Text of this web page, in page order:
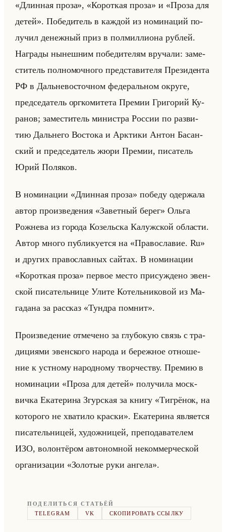
«Длинная проза», «Короткая проза» и «Проза для
детей». По­бе­ди­тель в каж­дой из но­ми­на­ций по­
лу­чил де­неж­ный приз в пол­мил­ли­она руб­лей.
На­гра­ды ны­неш­ним по­бе­ди­те­лям вру­ча­ли: за­ме­
сти­тель пол­но­моч­но­го пред­ста­ви­те­ля Пре­зи­ден­та
РФ в Дальне­во­сточ­ном фе­де­ральном окру­ге,
пред­се­да­тель орг­ко­ми­те­та Пре­мии Гри­го­рий Ку­
ра­нов; за­ме­сти­тель ми­ни­стра Рос­сии по раз­ви­
тию Дальне­го Во­сто­ка и Арк­ти­ки Антон Ба­сан­
ский и пред­се­да­тель жюри Пре­мии, пи­са­тель
Юрий По­ля­ков.
В но­ми­на­ции «Длинная проза» по­бе­ду одер­жа­ла
автор про­из­ве­де­ния «Заветный берег» Ольга
Рож­не­ва из го­ро­да Ко­зельска Ка­луж­ской об­ла­сти.
Автор много пуб­ли­ку­ет­ся на «Православие. Ru»
и дру­гих пра­во­слав­ных сайтах. В но­ми­на­ции
«Короткая проза» пер­вое место при­суж­де­но эвен­
ской пи­са­тельни­це Улите Ко­тельни­ко­вой из Ма­
га­да­на за рас­сказ «Тундра помнит».
Про­из­ве­де­ние от­ме­че­но за глу­бо­кую связь с тра­
ди­ци­ями эвен­ско­го на­ро­да и бе­реж­ное от­но­ше­
ние к уст­но­му на­род­но­му твор­че­ству. Пре­мию в
но­ми­на­ции «Проза для детей» по­лу­чи­ла моск­
вич­ка Ека­те­ри­на Згур­ская за книгу «Тигрёнок, на
которого не хватило краски». Ека­те­ри­на яв­ля­ет­ся
пи­са­тельни­цей, ху­дож­ни­цей, пре­по­да­ва­те­лем
ИЗО, во­лон­тё­ром ав­то­ном­ной неком­мер­че­ской
ор­га­ни­за­ции «Золотые руки ангела».
ПОДЕЛИТЬСЯ СТАТЬЁЙ
TELEGRAM
VK СКОПИРОВАТЬ ССЫЛКУ